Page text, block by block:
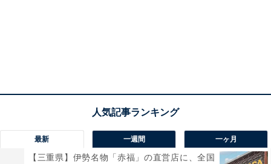
最新 一週間 一ヶ月
【三重県】伊勢名物「赤福」の直営店に、全国